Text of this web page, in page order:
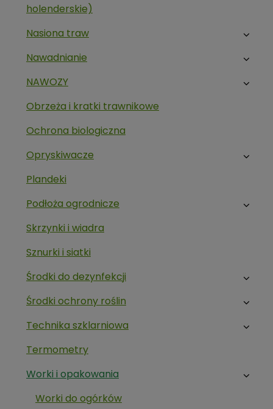
holenderskie)
Nasiona traw
Nawadnianie
NAWOZY
Obrzeża i kratki trawnikowe
Ochrona biologiczna
Opryskiwacze
Plandeki
Podłoża ogrodnicze
Skrzynki i wiadra
Sznurki i siatki
Środki do dezynfekcji
Środki ochrony roślin
Technika szklarniowa
Termometry
Worki i opakowania
Worki do ogórków